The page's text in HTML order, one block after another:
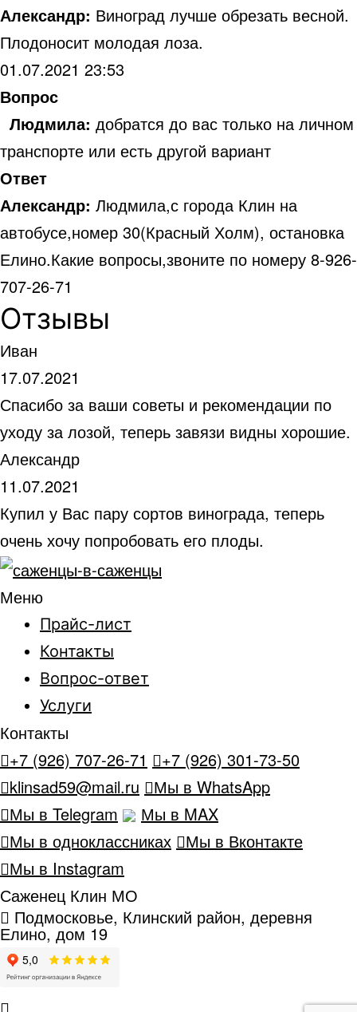
Александр: Виноград лучше обрезать весной.
Плодоносит молодая лоза.
01.07.2021 23:53
Вопрос
Людмила: добратся до вас только на личном
транспорте или есть другой вариант
Ответ
Александр: Людмила,с города Клин на
автобусе,номер 30(Красный Холм), остановка
Елино.Какие вопросы,звоните по номеру 8-926-
707-26-71
Отзывы
Иван
17.07.2021
Спасибо за ваши советы и рекомендации по
уходу за лозой, теперь завязи видны хорошие.
Александр
11.07.2021
Купил у Вас пару сортов винограда, теперь
очень хочу попробовать его плоды.
Меню
Прайс-лист
Контакты
Вопрос-ответ
Услуги
Контакты
+7 (926) 707-26-71
+7 (926) 301-73-50
klinsad59@mail.ru
Мы в WhatsApp
Мы в Telegram
Мы в MAX
Мы в одноклассниках
Мы в Вконтакте
Мы в Instagram
Саженец Клин МО
Подмосковье, Клинский район, деревня
Елино, дом 19